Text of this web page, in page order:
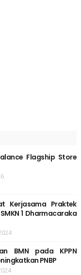
Flagship Store
Kerjasama Praktek
1 Dharmacaraka
BMN pada KPPN
PNBP